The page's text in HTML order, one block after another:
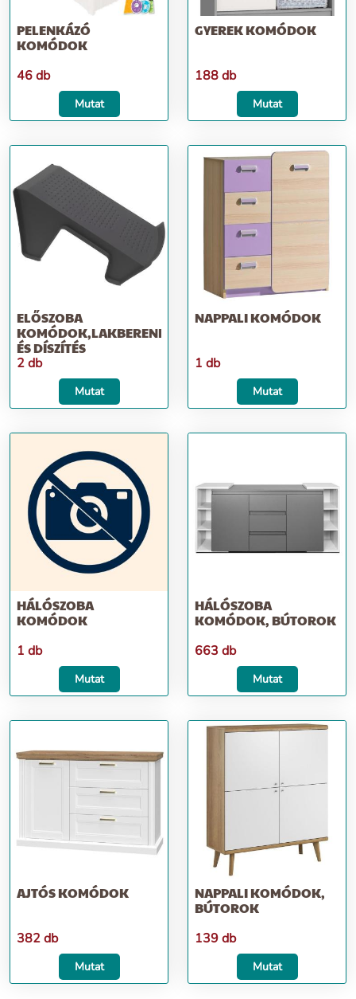
PELENKÁZÓ
KOMÓDOK
46 db
Mutat
GYEREK KOMÓDOK
188 db
Mutat
ELŐSZOBA
KOMÓDOK,LAKBERENDEZÉS
ÉS DÍSZÍTÉS
2 db
Mutat
NAPPALI KOMÓDOK
1 db
Mutat
HÁLÓSZOBA
KOMÓDOK
1 db
Mutat
HÁLÓSZOBA
KOMÓDOK, BÚTOROK
663 db
Mutat
AJTÓS KOMÓDOK
382 db
Mutat
NAPPALI KOMÓDOK,
BÚTOROK
139 db
Mutat